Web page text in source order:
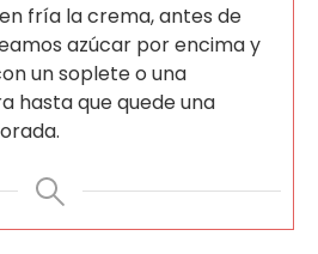
fría la crema, antes de
azúcar por encima y
un soplete o una
hasta que quede una